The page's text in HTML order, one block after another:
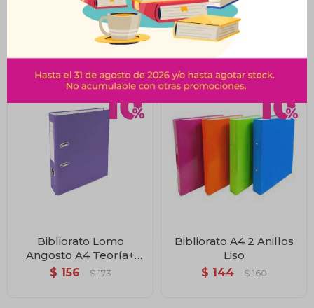
Bibliorato Lomo
Angosto A4 Teoría+
Celeste
$ 173
Bibliorato Lomo
Angosto A4 Teoría+
Verde
$ 156
Bibliorato Lomo
Angosto A4 Teoría+
Violeta
$ 156 $ 173
Bibliorato A4 2 Anillos
Liso
$ 144 $ 160